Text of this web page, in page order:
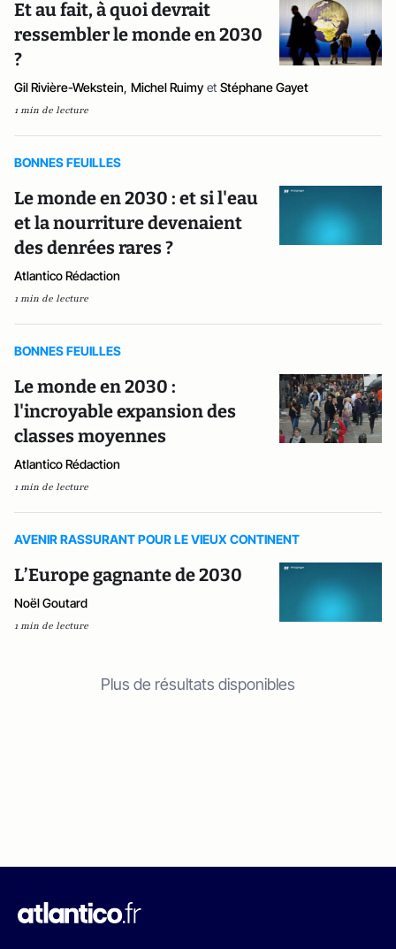
Et au fait, à quoi devrait
ressembler le monde en 2030
?
Gil Rivière-Wekstein, Michel Ruimy et Stéphane Gayet
1 min de lecture
BONNES FEUILLES
Le monde en 2030 : et si l'eau
et la nourriture devenaient
des denrées rares ?
Atlantico Rédaction
1 min de lecture
BONNES FEUILLES
Le monde en 2030 :
l'incroyable expansion des
classes moyennes
Atlantico Rédaction
1 min de lecture
AVENIR RASSURANT POUR LE VIEUX CONTINENT
L’Europe gagnante de 2030
Noël Goutard
1 min de lecture
Plus de résultats disponibles